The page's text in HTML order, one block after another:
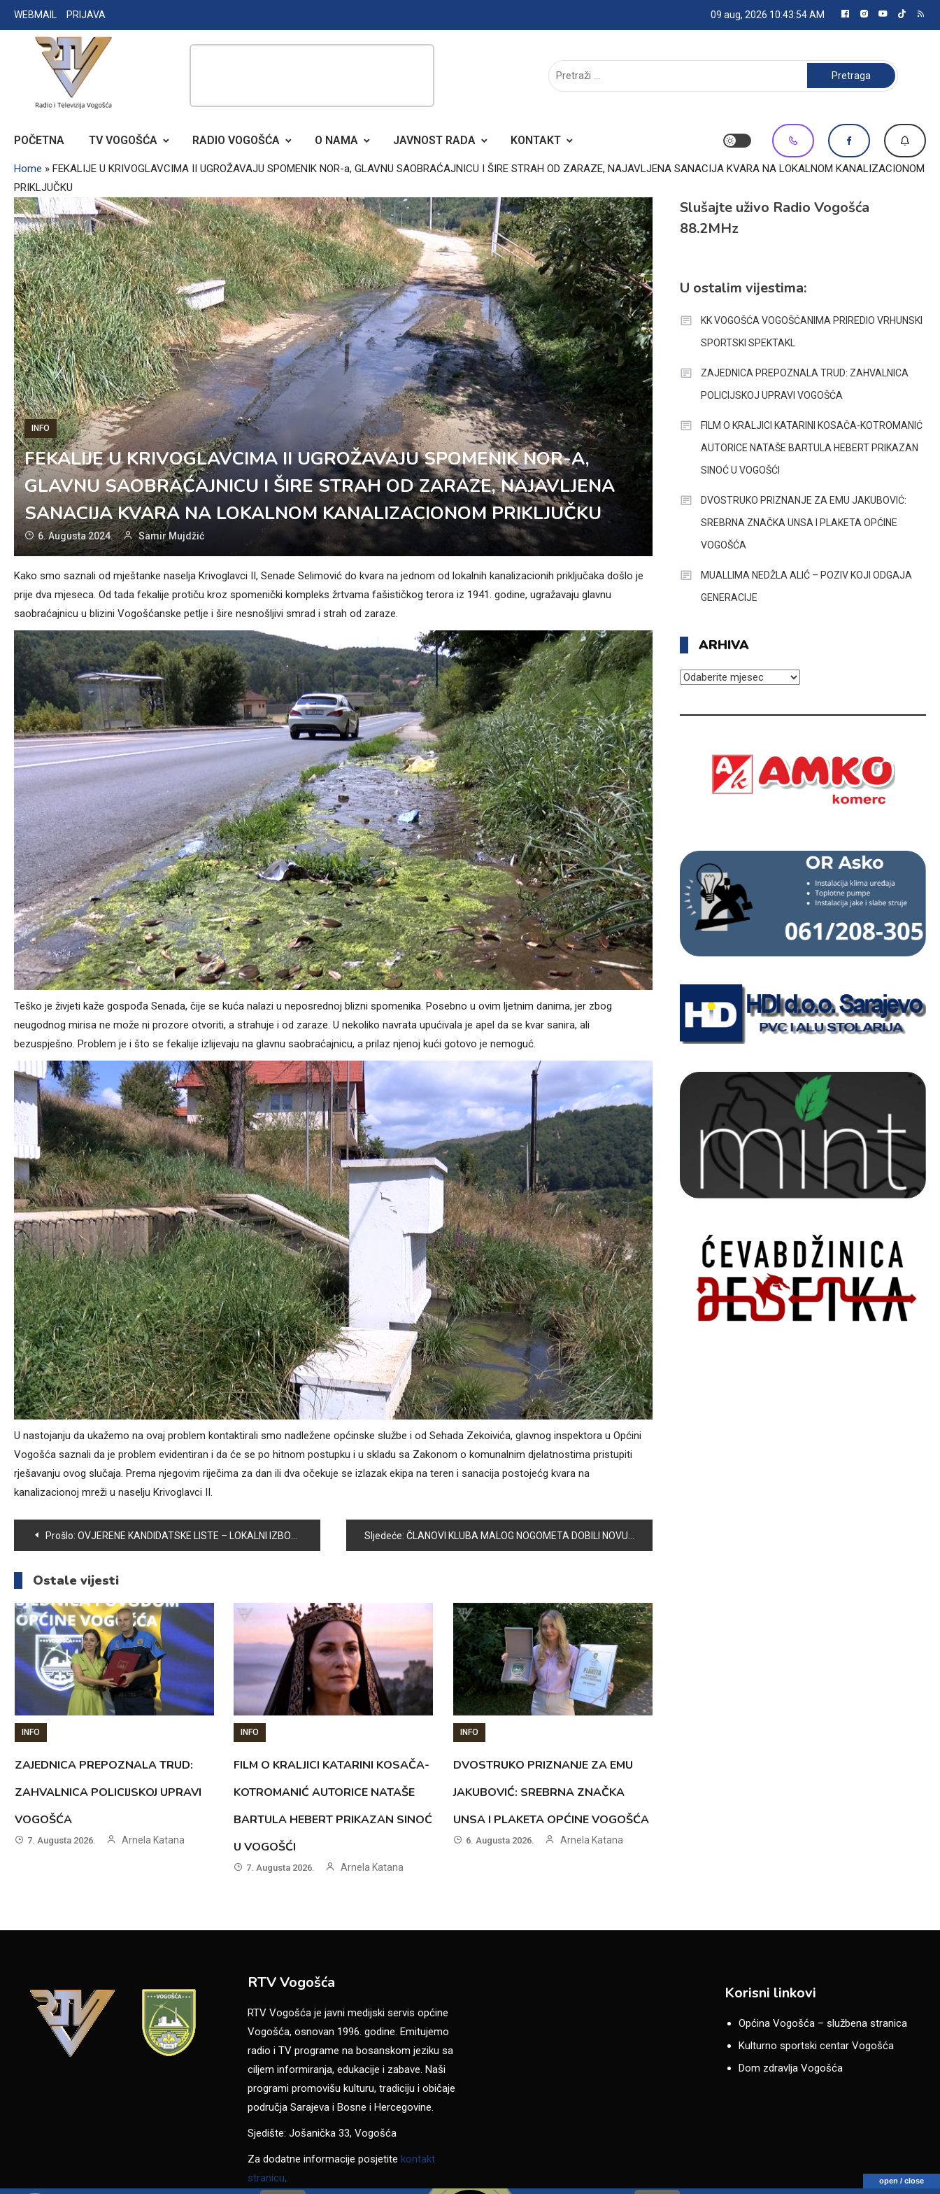
Skip
to
WEBMAIL PRIJAVA 09 aug, 2026 10:43:55 AM
RADIO TELEVIZIJA VOGOŠĆA
Pretraga:
POČETNA TV VOGOŠĆA RADIO VOGOŠĆA O NAMA JAVNOST RADA KONTAKT
Home » FEKALIJE U KRIVOGLAVCIMA II UGROŽAVAJU SPOMENIK NOR-a, GLAVNU SAOBRAĆAJNICU I ŠIRE STRAH OD ZARAZE, NAJAVLJENA SANACIJA KVARA NA LOKALNOM KANALIZACIONOM
PRIKLJUČKU
INFO
FEKALIJE U KRIVOGLAVCIMA II UGROŽAVAJU SPOMENIK NOR-A,
GLAVNU SAOBRAĆAJNICU I ŠIRE STRAH OD ZARAZE, NAJAVLJENA
SANACIJA KVARA NA LOKALNOM KANALIZACIONOM PRIKLJUČKU
6. Augusta 2024. Samir Mujdžić
Kako smo saznali od mještanke naselja Krivoglavci II, Senade Selimović do kvara na jednom od lokalnih kanalizacionih priključaka došlo je
prije dva mjeseca. Od tada fekalije protiču kroz spomenički kompleks žrtvama fašističkog terora iz 1941. godine, ugražavaju glavnu
saobraćajnicu u blizini Vogošćanske petlje i šire nesnošljivi smrad i strah od zaraze.
Teško je živjeti kaže gospođa Senada, čije se kuća nalazi u neposrednoj blizni spomenika. Posebno u ovim ljetnim danima, jer zbog
neugodnog mirisa ne može ni prozore otvoriti, a strahuje i od zaraze. U nekoliko navrata upućivala je apel da se kvar sanira, ali
bezuspješno. Problem je i što se fekalije izlijevaju na glavnu saobraćajnicu, a prilaz njenoj kući gotovo je nemoguć.
U nastojanju da ukažemo na ovaj problem kontaktirali smo nadležene općinske službe i od Sehada Zekoivića, glavnog inspektora u Općini
Vogošća saznali da je problem evidentiran i da će se po hitnom postupku i u skladu sa Zakonom o komunalnim djelatnostima pristupiti
rješavanju ovog slučaja. Prema njegovim riječima za dan ili dva očekuje se izlazak ekipa na teren i sanacija postojećg kvara na
kanalizacionoj mreži u naselju Krivoglavci II.
Navigacija
članaka
Prošlo: OVJERENE KANDIDATSKE LISTE – LOKALNI IZBORI 2024. GODINE Sljedeće: ČLANOVI KLUBA MALOG NOGOMETA DOBILI NOVU OPREMU
Ostale vijesti
INFO
ZAJEDNICA PREPOZNALA TRUD:
ZAHVALNICA POLICIJSKOJ UPRAVI
VOGOŠĆA
7. Augusta 2026. Arnela Katana
INFO
FILM O KRALJICI KATARINI KOSAČA-
KOTROMANIĆ AUTORICE NATAŠE
BARTULA HEBERT PRIKAZAN SINOĆ
U VOGOŠĆI
7. Augusta 2026. Arnela Katana
INFO
DVOSTRUKO PRIZNANJE ZA EMU
JAKUBOVIĆ: SREBRNA ZNAČKA
UNSA I PLAKETA OPĆINE VOGOŠĆA
6. Augusta 2026. Arnela Katana
Slušajte uživo Radio Vogošća
88.2MHz
U ostalim vijestima:
KK VOGOŠĆA VOGOŠĆANIMA PRIREDIO VRHUNSKI
SPORTSKI SPEKTAKL
ZAJEDNICA PREPOZNALA TRUD: ZAHVALNICA
POLICIJSKOJ UPRAVI VOGOŠĆA
FILM O KRALJICI KATARINI KOSAČA-KOTROMANIĆ
AUTORICE NATAŠE BARTULA HEBERT PRIKAZAN
SINOĆ U VOGOŠĆI
DVOSTRUKO PRIZNANJE ZA EMU JAKUBOVIĆ:
SREBRNA ZNAČKA UNSA I PLAKETA OPĆINE
VOGOŠĆA
MUALLIMA NEDŽLA ALIĆ – POZIV KOJI ODGAJA
GENERACIJE
ARHIVA
ARHIVA
RTV Vogošća
RTV Vogošća je javni medijski servis općine
Vogošća, osnovan 1996. godine. Emitujemo
radio i TV programe na bosanskom jeziku sa
ciljem informiranja, edukacije i zabave. Naši
programi promovišu kulturu, tradiciju i običaje
područja Sarajeva i Bosne i Hercegovine.
Sjedište: Jošanička 33, Vogošća
Za dodatne informacije posjetite kontakt
stranicu.
Korisni linkovi
Općina Vogošća – službena stranica
Kulturno sportski centar Vogošća
Dom zdravlja Vogošća
open / close